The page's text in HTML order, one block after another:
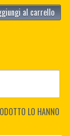
al carrello
LO HANNO